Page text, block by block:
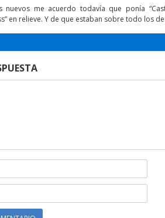
nuevos me acuerdo todavía que ponía
en relieve. Y de que estaban sobre todo los